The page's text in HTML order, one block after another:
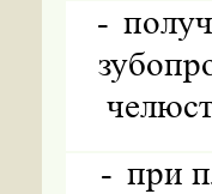
-
- при